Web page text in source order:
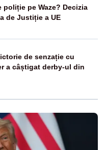
poliție pe Waze? Decizia
de Justiție a UE
de senzație cu
a câștigat derby-ul din